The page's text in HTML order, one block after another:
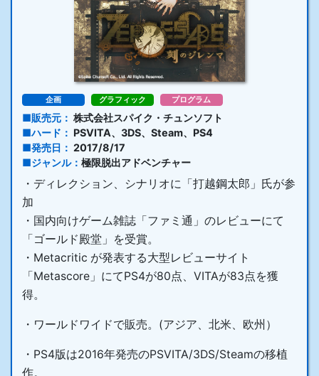
企画 グラフィック プログラム
販売元
株式会社スパイク・チュンソフト
ハード
PSVITA、3DS、Steam、PS4
発売日
2017/8/17
ジャンル
極限脱出アドベンチャー
・ディレクション、シナリオに「打越鋼太郎」氏が参
加
・国内向けゲーム雑誌「ファミ通」のレビューにて
「ゴールド殿堂」を受賞。
・Metacritic が発表する大型レビューサイト
「Metascore」にてPS4が80点、VITAが83点を獲
得。
・ワールドワイドで販売。(アジア、北米、欧州）
・PS4版は2016年発売のPSVITA/3DS/Steamの移植
作。